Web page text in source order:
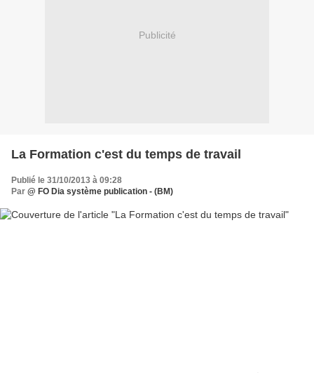
Publicité
La Formation c'est du temps de travail
Publié le 31/10/2013 à 09:28
Par @ FO Dia système publication - (BM)